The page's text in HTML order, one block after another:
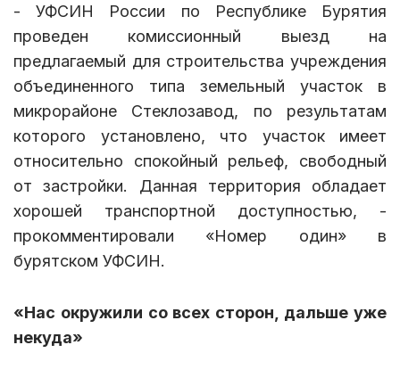
- УФСИН России по Республике Бурятия
проведен комиссионный выезд на
предлагаемый для строительства учреждения
объединенного типа земельный участок в
микрорайоне Стеклозавод, по результатам
которого установлено, что участок имеет
относительно спокойный рельеф, свободный
от застройки. Данная территория обладает
хорошей транспортной доступностью, -
прокомментировали «Номер один» в
бурятском УФСИН.
«Нас окружили со всех сторон, дальше уже
некуда»